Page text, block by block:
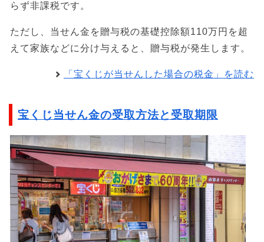
らず非課税です。
ただし、当せん金を贈与税の基礎控除額110万円を超
えて家族などに分け与えると、贈与税が発生します。
「宝くじが当せんした場合の税金」を読む
宝くじ当せん金の受取方法と受取期限